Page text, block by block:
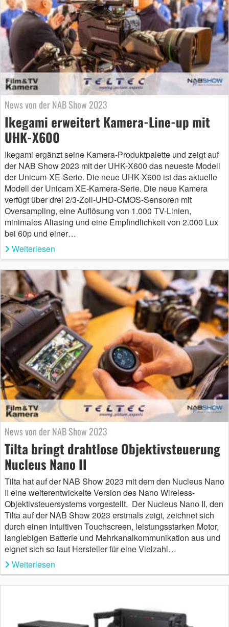
News von der NAB Show 2023
Ikegami erweitert Kamera-Line-up mit
UHK-X600
Ikegami ergänzt seine Kamera-Produktpalette und zeigt auf
der NAB Show 2023 mit der UHK-X600 das neueste Modell
der Unicum-XE-Serie. Die neue UHK-X600 ist das aktuelle
Modell der Unicam XE-Kamera-Serie. Die neue Kamera
verfügt über drei 2/3-Zoll-UHD-CMOS-Sensoren mit
Oversampling, eine Auflösung von 1.000 TV-Linien,
minimales Aliasing und eine Empfindlichkeit von 2.000 Lux
bei 60p und einer…
Weiterlesen
News von der NAB Show 2023
Tilta bringt drahtlose Objektivsteuerung
Nucleus Nano II
Tilta hat auf der NAB Show 2023 mit dem den Nucleus Nano
II eine weiterentwickelte Version des Nano Wireless-
Objektivsteuersystems vorgestellt. Der Nucleus Nano II, den
Tilta auf der NAB Show 2023 erstmals zeigt, zeichnet sich
durch einen intuitiven Touchscreen, leistungsstarken Motor,
langlebigen Batterie und Mehrkanalkommunikation aus und
eignet sich so laut Hersteller für eine Vielzahl…
Weiterlesen